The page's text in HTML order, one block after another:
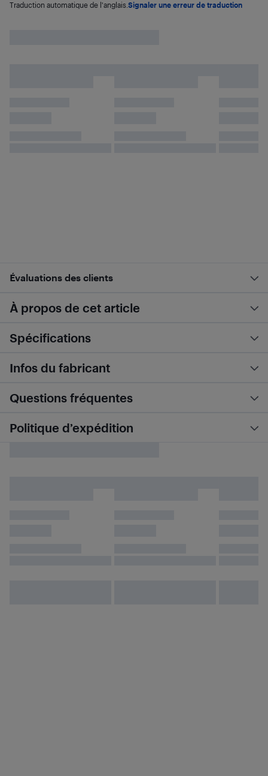
Traduction automatique de l'anglais. Signaler une erreur de traduction
Évaluations des clients
À propos de cet article
Spécifications
Infos du fabricant
Questions fréquentes
Politique d’expédition